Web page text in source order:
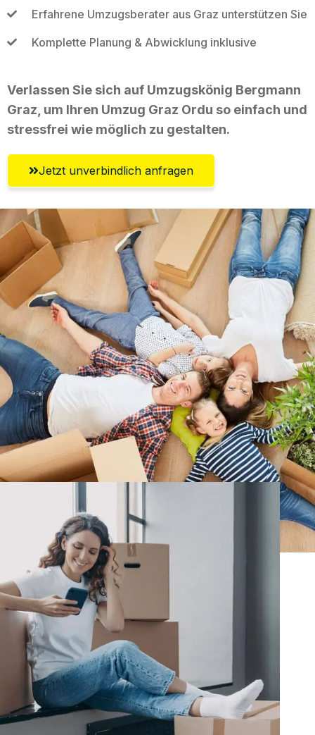
Erfahrene Umzugsberater aus Graz unterstützen Sie
Komplette Planung & Abwicklung inklusive
Verlassen Sie sich auf Umzugskönig Bergmann
Graz, um Ihren Umzug Graz Ordu so einfach und
stressfrei wie möglich zu gestalten.
Jetzt unverbindlich anfragen